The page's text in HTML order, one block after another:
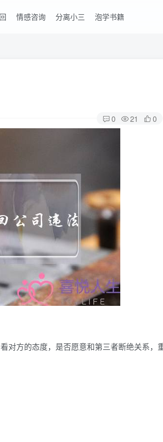
情感咨询 分离小三 泡学书籍
0 21 0
对方的态度，是否愿意和第三者断绝关系，